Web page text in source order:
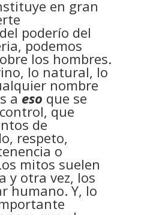
en gran
poderío del
podemos
los hombres.
lo natural, lo
nombre
aeso que se
que
de
respeto,
o
mitos suelen
y otra vez, los
humano. Y, lo